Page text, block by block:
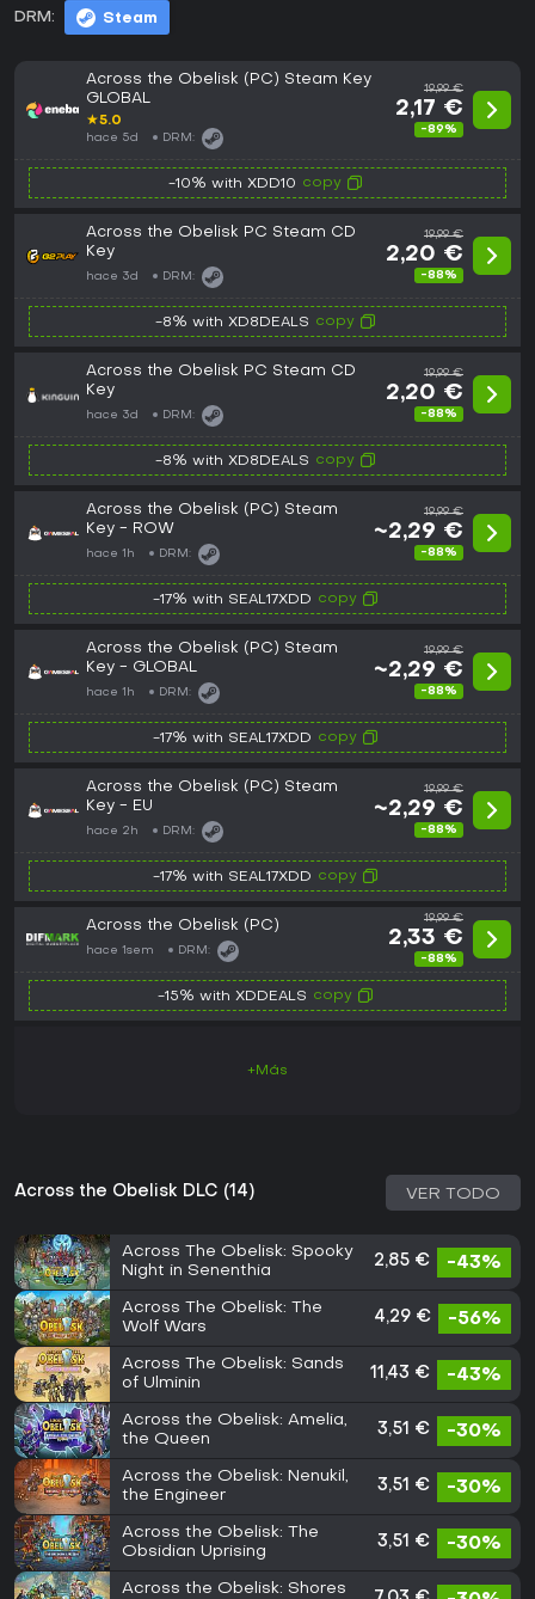
DRM: Steam
Across the Obelisk (PC) Steam Key
GLOBAL
★5.0
hace 5d DRM:
19,99 €
2,17 €
-89%
-10% with XDD10 copy
Across the Obelisk PC Steam CD
Key
hace 3d DRM:
19,99 €
2,20 €
-88%
-8% with XD8DEALS copy
Across the Obelisk PC Steam CD
Key
hace 3d DRM:
19,99 €
2,20 €
-88%
-8% with XD8DEALS copy
Across the Obelisk (PC) Steam
Key - ROW
hace 1h DRM:
19,99 €
~2,29 €
-88%
-17% with SEAL17XDD copy
Across the Obelisk (PC) Steam
Key - GLOBAL
hace 1h DRM:
19,99 €
~2,29 €
-88%
-17% with SEAL17XDD copy
Across the Obelisk (PC) Steam
Key - EU
hace 2h DRM:
19,99 €
~2,29 €
-88%
-17% with SEAL17XDD copy
Across the Obelisk (PC)
hace 1sem DRM:
19,99 €
2,33 €
-88%
-15% with XDDEALS copy
+Más
Across the Obelisk DLC (14) VER TODO
Across The Obelisk: Spooky
Night in Senenthia
2,85 € -43%
Across The Obelisk: The
Wolf Wars
4,29 € -56%
Across The Obelisk: Sands
of Ulminin
11,43 € -43%
Across the Obelisk: Amelia,
the Queen
3,51 € -30%
Across the Obelisk: Nenukil,
the Engineer
3,51 € -30%
Across the Obelisk: The
Obsidian Uprising
3,51 € -30%
Across the Obelisk: Shores